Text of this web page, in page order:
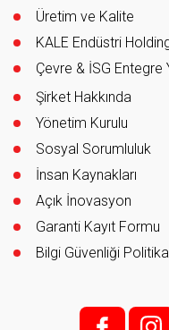
Üretim ve Kalite
KALE Endüstri
Çevre & İSG
Şirket Hakkında
Yönetim Kurulu
Sosyal Sorumluluk
İnsan Kaynakları
Açık İnovasyon
Garanti Kayıt Formu
Bilgi Güvenliği